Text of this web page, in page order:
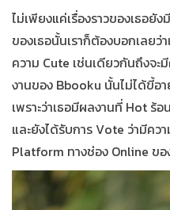
ไม่เพียงแค่เรื่องราวของเธอยั
ของเธอนั้นเราก็ต้องบอกเลย
ความ Cute เช่นเดียวกันถึงจะ
งานของ Bbooku นั้นไม่ได้ขี้อ
เพราะว่าเธอมีผลงานที่ Hot ร้
และยังได้รับการ Vote ว่ามีคว
Platform ทางช่อง Online ขอ